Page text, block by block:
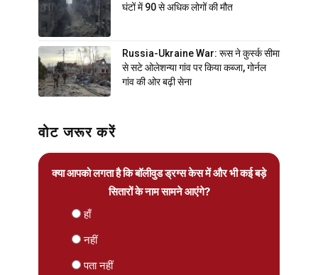
घंटों में 90 से अधिक लोगों की मौत
Russia-Ukraine War: रूस ने कुर्स्क सीमा
से सटे ओलेशन्या गांव पर किया कब्जा, गोर्नल
गांव की ओर बढ़ी सेना
वोट जरूर करें
क्या आपको लगता है कि बॉलीवुड ड्रग्स केस में और भी कई बड़े
सितारों के नाम सामने आएंगे?
हाँ
नहीं
पता नहीं